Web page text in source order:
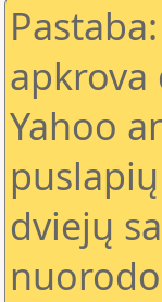
apkrova
Yahoo
dviejų